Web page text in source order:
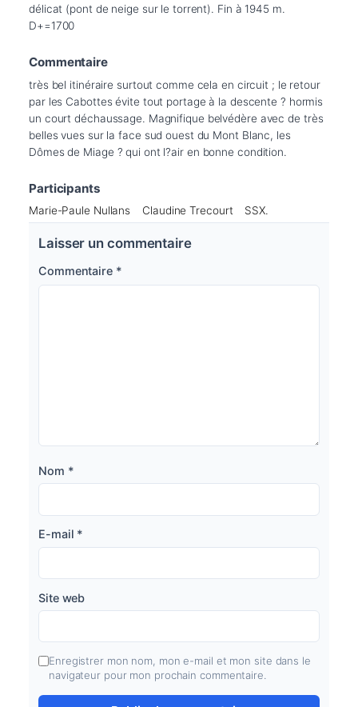
délicat (pont de neige sur le torrent). Fin à 1945 m.
D+=1700
Commentaire
très bel itinéraire surtout comme cela en circuit ; le retour
par les Cabottes évite tout portage à la descente ? hormis
un court déchaussage. Magnifique belvédère avec de très
belles vues sur la face sud ouest du Mont Blanc, les
Dômes de Miage ? qui ont l?air en bonne condition.
Participants
Marie-Paule Nullans Claudine Trecourt SSX.
Laisser un commentaire
Commentaire *
Nom *
E-mail *
Site web
Enregistrer mon nom, mon e-mail et mon site dans le
navigateur pour mon prochain commentaire.